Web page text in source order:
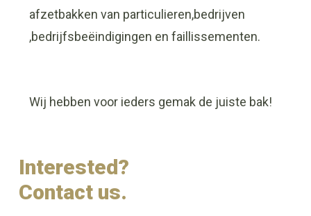
afzetbakken van particulieren,bedrijven
,bedrijfsbeëindigingen en faillissementen.
Wij hebben voor ieders gemak de juiste bak!
Interested?
Contact us.